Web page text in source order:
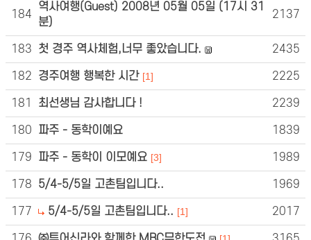
184
역사여행(Guest) 2008년 05월 05일 (17시 31
분)
2137
183 첫 경주 역사체험,너무 좋았습니다. 2435
182 경주여행 행복한 시간 [1] 2225
181 최선생님 감사합니다 ! 2239
180 파주 - 동학이예요 1839
179 파주 - 동학이 이모예요 [3] 1989
178 5/4-5/5일 고촌팀입니다.. 1969
177 5/4-5/5일 고촌팀입니다.. [1] 2017